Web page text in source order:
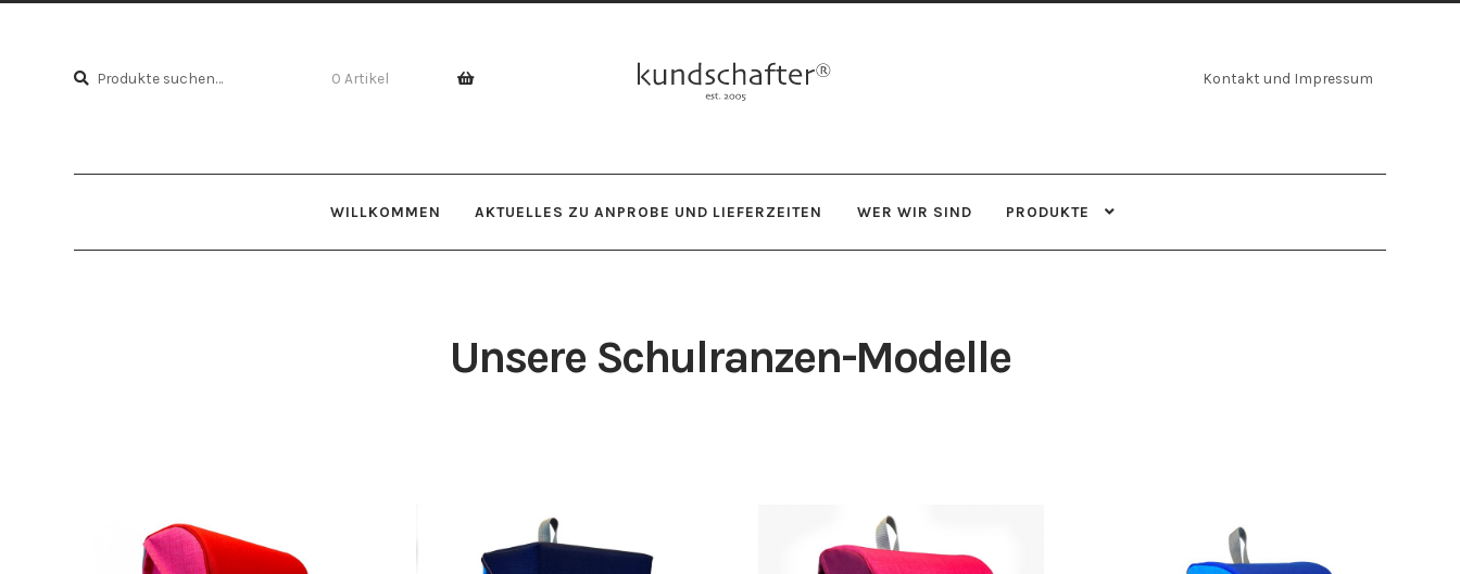
Suche
Suche
0 Artikel Kontakt und Impressum
WILLKOMMEN AKTUELLES ZU ANPROBE UND LIEFERZEITEN WER WIR SIND PRODUKTE
Unsere Schulranzen-Modelle